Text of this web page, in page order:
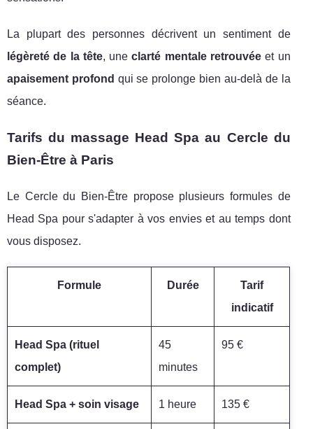
La plupart des personnes décrivent un sentiment de
légèreté de la tête, uneclarté mentale retrouvée et un
apaisement profond qui se prolonge bien au-delà de la
séance.
Tarifs du massage Head Spa au Cercle du
Bien-Être à Paris
Le Cercle du Bien-Être propose plusieurs formules de
Head Spa pour s'adapter à vos envies et au temps dont
vous disposez.
Formule Durée
Tarif
indicatif
Head Spa (rituel
complet)
45
minutes
95 €
Head Spa + soin visage 1 heure 135 €